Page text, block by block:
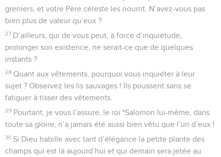
greniers, et votre Père céleste les nourrit. N’avez-vous pas
bien plus de valeur qu’eux ?
27 D’ailleurs, qui de vous peut, à force d’inquiétude,
prolonger son existence, ne serait-ce que de quelques
instants ?
28 Quant aux vêtements, pourquoi vous inquiéter à leur
sujet ? Observez les lis sauvages ! Ils poussent sans se
fatiguer à tisser des vêtements.
29 Pourtant, je vous l’assure, le roi *Salomon lui-même, dans
toute sa gloire, n’a jamais été aussi bien vêtu que l’un d’eux !
30 Si Dieu habille avec tant d’élégance la petite plante des
champs qui est là aujourd’hui et qui demain sera jetée au